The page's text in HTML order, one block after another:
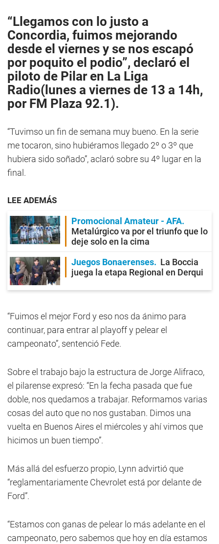
“Llegamos con lo justo a
Concordia, fuimos mejorando
desde el viernes y se nos escapó
por poquito el podio”, declaró el
piloto de Pilaren La Liga
Radio(lunes a viernes de 13 a 14h,
por FM Plaza 92.1).
“Tuvimso un fin de semana muy bueno. En la serie
me tocaron, sino hubiéramos llegado 2º o 3º que
hubiera sido soñado”, aclaró sobre su 4º lugar en la
final.
LEE ADEMÁS
Promocional Amateur - AFA
Metalúrgico va por el triunfo que lo
deje solo en la cima
Juegos Bonaerenses
La Boccia
juega la etapa Regional en Derqui
“Fuimos el mejor Ford y eso nos da ánimo para
continuar, para entrar al playoff y pelear el
campeonato”, sentenció Fede.
Sobre el trabajo bajo la estructura de Jorge Alifraco,
el pilarense expresó: “En la fecha pasada que fue
doble, nos quedamos a trabajar. Reformamos varias
cosas del auto que no nos gustaban. Dimos una
vuelta en Buenos Aires el miércoles y ahí vimos que
hicimos un buen tiempo”.
Más allá del esfuerzo propio, Lynn advirtió que
“reglamentariamente Chevrolet está por delante de
Ford”.
“Estamos con ganas de pelear lo más adelante en el
campeonato, pero sabemos que hoy en día estamos